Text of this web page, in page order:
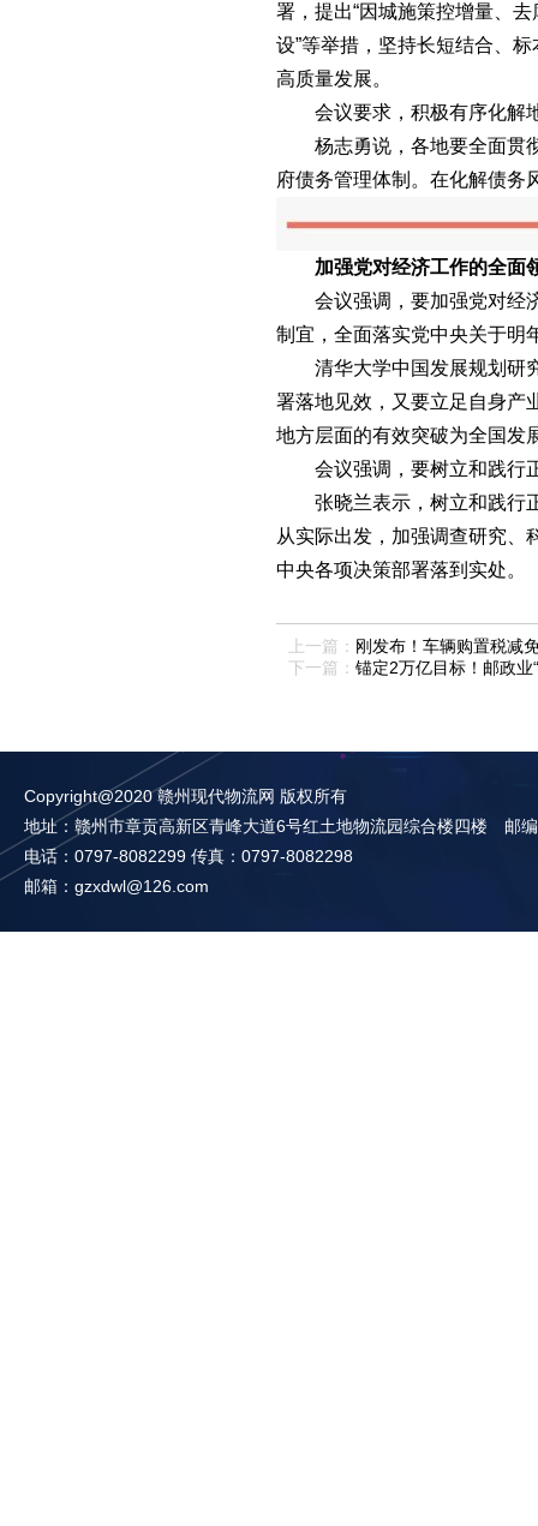
署，提出“因城施策控增量、去
设”等举措，坚持长短结合、
高质量发展。
会议要求，积极有序化解地
杨志勇说，各地要全面贯彻
府债务管理体制。在化解债务
加强党对经济工作的全面
会议强调，要加强党对经济
制宜，全面落实党中央关于明
清华大学中国发展规划研究
署落地见效，又要立足自身产
地方层面的有效突破为全国发
会议强调，要树立和践行正
张晓兰表示，树立和践行正
从实际出发，加强调查研究、
中央各项决策部署落到实处。
上一篇： 刚发布！车辆购置税减
下一篇： 锚定2万亿目标！邮政业
Copyright@2020 赣州现代物流网 版权所有
地址：赣州市章贡高新区青峰大道6号红土地物流园综合楼四楼 邮
电话：0797-8082299 传真：0797-8082298
邮箱：gzxdwl@126.com